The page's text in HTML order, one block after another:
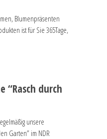
Blumenpräsenten
ist für Sie 365Tage,
“Rasch durch
unsere
Garten” im NDR